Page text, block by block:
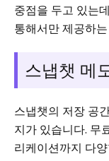
중점을 두고 있는
통해서만 제공하
스냅챗 메
스냅챗의 저장 공
지가 있습니다. 무
리케이션까지 다